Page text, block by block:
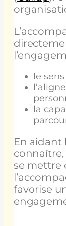
le
la
En aidant
connaître,
se mettre
favorise